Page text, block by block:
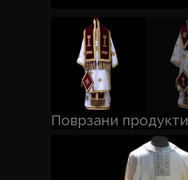
Поврзани продукти